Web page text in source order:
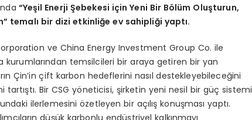
“Yeşil Enerji Şebekesi için Yeni Bir Bölüm Oluşturun,
temalı bir dizi etkinliğe ev sahipliği yaptı.
ve China Energy Investment Group Co. ile
temsilcileri bir araya getiren bir yan
Çin’in çift karbon hedeflerini nasıl destekleyebileceğini
Bir CSG yöneticisi, şirketin yeni nesil bir güç sistemi
ilerlemesini özetleyen bir açılış konuşması yaptı.
düşük karbonlu endüstriyel kalkınmayı